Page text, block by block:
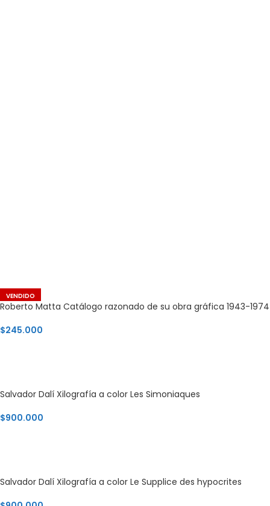
VENDIDO
Roberto Matta Catálogo razonado de su obra gráfica 1943-1974
$245.000
Salvador Dalí Xilografía a color Les Simoniaques
$900.000
Salvador Dalí Xilografía a color Le Supplice des hypocrites